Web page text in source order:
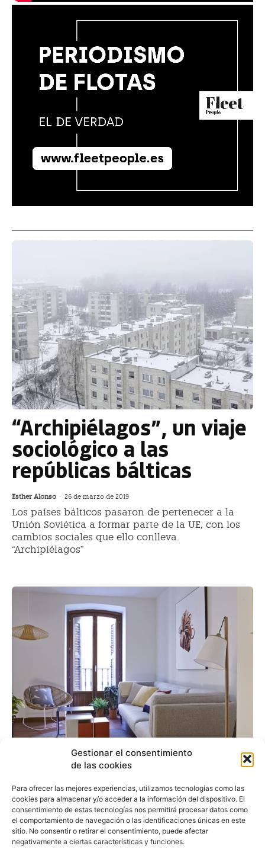
Gestionar el consentimiento
de las cookies
Para ofrecer las mejores experiencias, utilizamos tecnologías como las
cookies para almacenar y/o acceder a la información del dispositivo. El
consentimiento de estas tecnologías nos permitirá procesar datos como
el comportamiento de navegación o las identificaciones únicas en este
sitio. No consentir o retirar el consentimiento, puede afectar
negativamente a ciertas características y funciones.
“Archipiélagos”, un viaje
sociológico a las
repúblicas bálticas
Esther Alonso - 26 de marzo de 2019
Los países bálticos pasaron de pertenecer a la
Unión Soviética a formar parte de la UE, con los
cambios sociales que ello conlleva.
“Archipiélagos”
60 Balconies Recoletos,
una forma diferente de
vivir Madrid
Esther Alonso - 1 de noviembre de 2018